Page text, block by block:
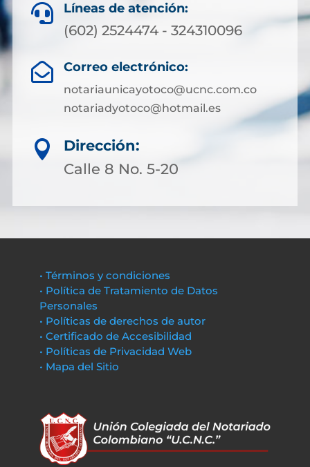
 Líneas de atención:
(602) 2524474 - 324310096
 Correo electrónico:
notariaunicayotoco@ucnc.com.co
notariadyotoco@hotmail.es

Dirección:
Calle 8 No. 5-20
• Términos y condiciones
• Política de Tratamiento de Datos
Personales
• Políticas de derechos de autor
• Certificado de Accesibilidad
• Políticas de Privacidad Web
• Mapa del Sitio